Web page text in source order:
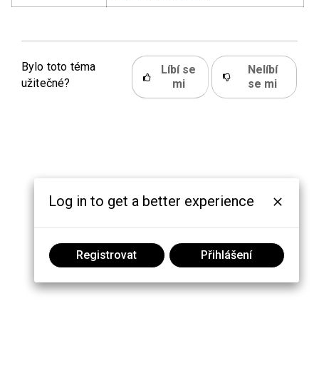
Bylo toto téma
užitečné?
Líbí se
mi
Nelíbí
se mi
Log in to get a better experience
Registrovat Přihlášení